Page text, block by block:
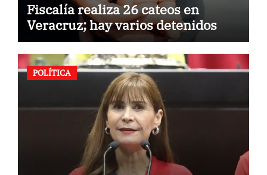
Fiscalía realiza 26 cateos en
Veracruz; hay varios detenidos
POLÍTICA